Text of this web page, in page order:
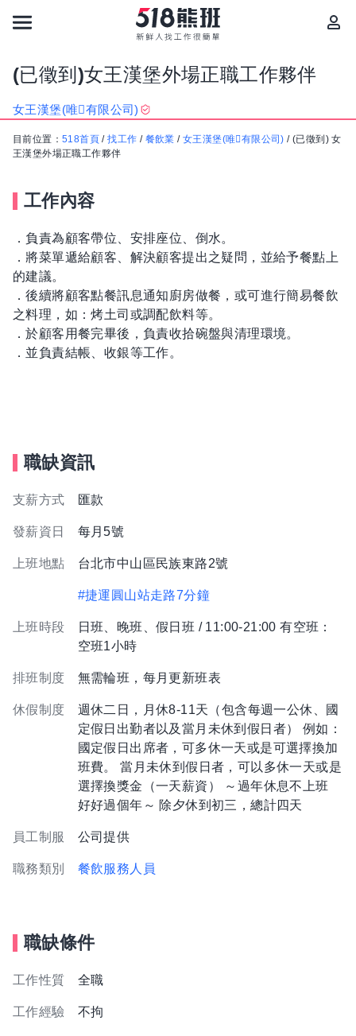
(已徵到)女王漢堡外場正職工作夥伴
女王漢堡(唯𠰈有限公司)
目前位置： 518首頁 /找工作 / 餐飲業 /女王漢堡(唯𠰈有限公司) /(已徵到) 女
王漢堡外場正職工作夥伴
工作內容
．負責為顧客帶位、安排座位、倒水。
．將菜單遞給顧客、解決顧客提出之疑問，並給予餐點上
的建議。
．後續將顧客點餐訊息通知廚房做餐，或可進行簡易餐飲
之料理，如：烤土司或調配飲料等。
．於顧客用餐完畢後，負責收拾碗盤與清理環境。
．並負責結帳、收銀等工作。
職缺資訊
支薪方式 匯款
發薪資日 每月5號
上班地點 台北市中山區民族東路2號
#捷運圓山站走路7分鐘
上班時段
日班、晚班、假日班 / 11:00-21:00 有空班：
空班1小時
排班制度 無需輪班，每月更新班表
休假制度
週休二日，月休8-11天（包含每週一公休、國
定假日出勤者以及當月未休到假日者） 例如：
國定假日出席者，可多休一天或是可選擇換加
班費。 當月未休到假日者，可以多休一天或是
選擇換獎金（一天薪資） ～過年休息不上班
好好過個年～ 除夕休到初三，總計四天
員工制服 公司提供
職務類別 餐飲服務人員
職缺條件
工作性質 全職
工作經驗 不拘